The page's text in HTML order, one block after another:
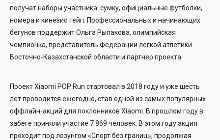
получат наборы участника: сумку, официальные футболки,
номера и кинезио тейп. Профессиональных и начинающих
бегунов поддержит Ольга Рыпакова, олимпийская
чемпионка, представитель Федерации легкой атлетики
Восточно-Казахстанской области и партнер проекта.
Проект Xiaomi POP Run стартовал в 2018 году и уже шесть
лет проводится ежегодно, став одной из самых популярных
оффлайн-акций для поклонников Xiaomi. В прошлом году в
забеге приняли участие 7 869 человек. В этом году акция
проходит под лозунгом «Спорт без границ», продолжая